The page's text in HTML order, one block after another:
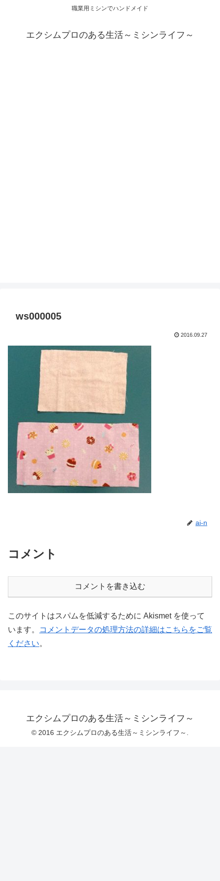
職業用ミシンでハンドメイド
エクシムプロのある生活～ミシンライフ～
ws000005
2016.09.27
ai-n
コメント
コメントを書き込む
このサイトはスパムを低減するために Akismet を使って
います。
コメントデータの処理方法の詳細はこちらをご覧
ください。
エクシムプロのある生活～ミシンライフ～
© 2016 エクシムプロのある生活～ミシンライフ～.